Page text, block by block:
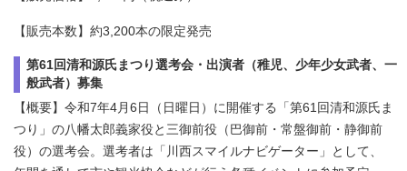
【販売本数】約3,200本の限定発売
第61回清和源氏まつり選考会・出演者（稚児、少年少女武者、一
般武者）募集
【概要】令和7年4月6日（日曜日）に開催する「第61回清和源氏ま
つり」の八幡太郎義家役と三御前役（巴御前・常盤御前・静御前
役）の選考会。選考者は「川西スマイルナビゲーター」として、